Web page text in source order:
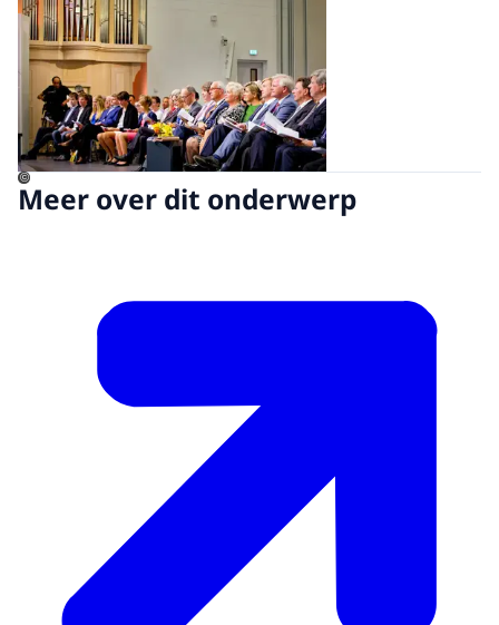
©
Meer over dit onderwerp